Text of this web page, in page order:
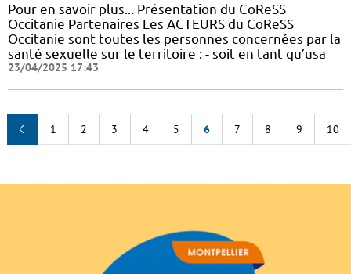
Pour en savoir plus... Présentation du CoReSS
Occitanie Partenaires Les ACTEURS du CoReSS
Occitanie sont toutes les personnes concernées par la
santé sexuelle sur le territoire : - soit en tant qu’usa
23/04/2025 17:43
1 2 3 4 5 6 7 8 9 10